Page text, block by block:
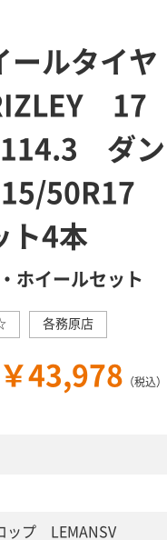
ールタイヤ
17
ダン
50R17
ト4本
ホイールセット
各務原店
￥43,978 （税込）
プ LEMANSV